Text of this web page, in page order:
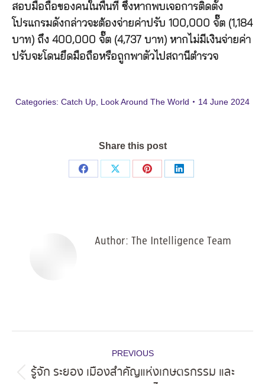
สอบมือถือของคนในพื้นที่ ซึ่งหากพบเจอการติดตั้ง
โปรแกรมดังกล่าวจะต้องจ่ายค่าปรับ 100,000 จั๊ต (1,184
บาท) ถึง 400,000 จั๊ต (4,737 บาท) หากไม่มีเงินจ่ายค่า
ปรับจะโดนยึดมือถือหรือถูกพาตัวไปสถานีตำรวจ
Categories: Catch Up Look Around The World 14 June 2024
Share this post
Share
Share
Share
Share
Author: The Intelligence Team
navigation
PREVIOUS
Previous
รู้จัก ระยอง เมืองสำคัญแห่งเกษตรกรรม และ